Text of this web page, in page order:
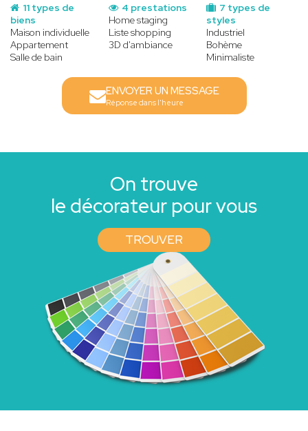
11 types de
biens
Maison individuelle
Appartement
Salle de bain
7 types de
styles
Industriel
Bohème
Minimaliste
4 prestations
Home staging
Liste shopping
3D d'ambiance
ENVOYER UN MESSAGE
Réponse dans l'heure
On trouve
le décorateur pour vous
TROUVER